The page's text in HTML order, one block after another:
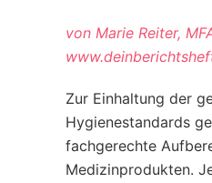
von Marie Reiter,
Zur Einhaltung der
Hygienestandards
fachgerechte
Medizinprodukten.